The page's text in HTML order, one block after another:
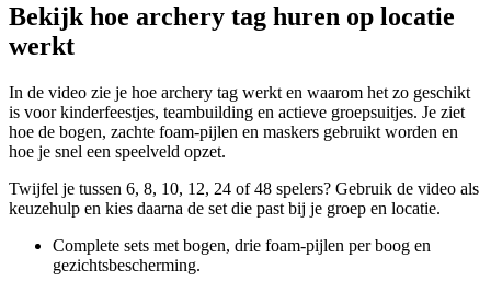
Bekijk hoe archery tag huren op locatie
werkt
In de video zie je hoe archery tag werkt en waarom het zo geschikt
is voor kinderfeestjes, teambuilding en actieve groepsuitjes. Je ziet
hoe de bogen, zachte foam-pijlen en maskers gebruikt worden en
hoe je snel een speelveld opzet.
Twijfel je tussen 6, 8, 10, 12, 24 of 48 spelers? Gebruik de video als
keuzehulp en kies daarna de set die past bij je groep en locatie.
Complete sets met bogen, drie foam-pijlen per boog en
gezichtsbescherming.